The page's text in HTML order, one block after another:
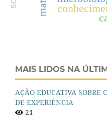
MAIS LIDOS NA
AÇÃO EDUCATIVA SOBRE
DE EXPERIÊNCIA
21